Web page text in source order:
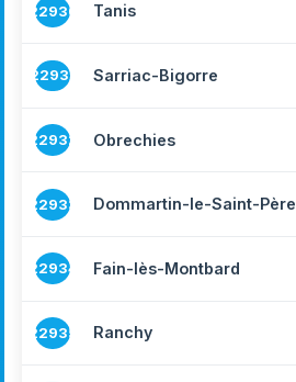
22930 Tanis
22931 Sarriac-Bigorre
22932 Obrechies
22933 Dommartin-le-Saint-Père
22934 Fain-lès-Montbard
22935 Ranchy